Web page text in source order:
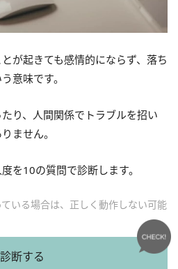
が起きても感情的にならず、落ち
意味です。
り、人間関係でトラブルを招い
ません。
を10の質問で診断します。
いる場合は、正しく動作しない可能
診断する